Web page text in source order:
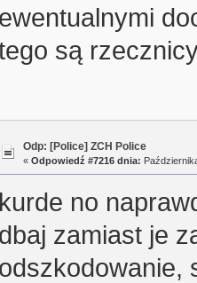
ewentualnymi
są
Odp: [Police] ZCH Police
« Odpowiedź #7216 dnia:
kurde no
dbaj zamiast je
odszkodowanie,